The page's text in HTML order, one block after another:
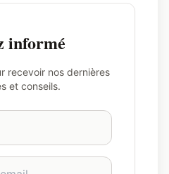
informé
recevoir nos dernières
et conseils.